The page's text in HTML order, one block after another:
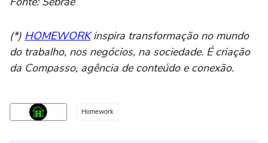
(*) HOMEWORKinspira transformação no mundo
do trabalho, nos negócios, na sociedade. É criação
da Compasso, agência de conteúdo e conexão.
Homework